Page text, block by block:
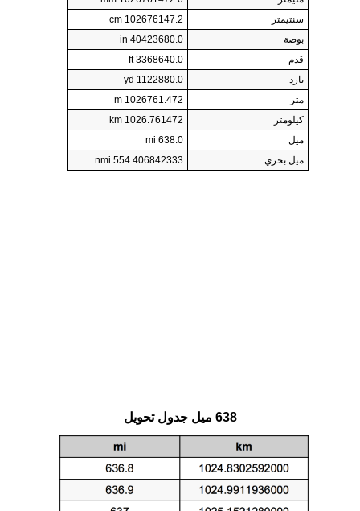
سنتيمتر
102676147.2 cm
بوصة
40423680.0 in
قدم
3368640.0 ft
يارد
1122880.0 yd
متر
1026761.472 m
كيلومتر
1026.761472 km
ميل
638.0 mi
ميل بحري
554.406842333 nmi
638 ميل جدول تحويل